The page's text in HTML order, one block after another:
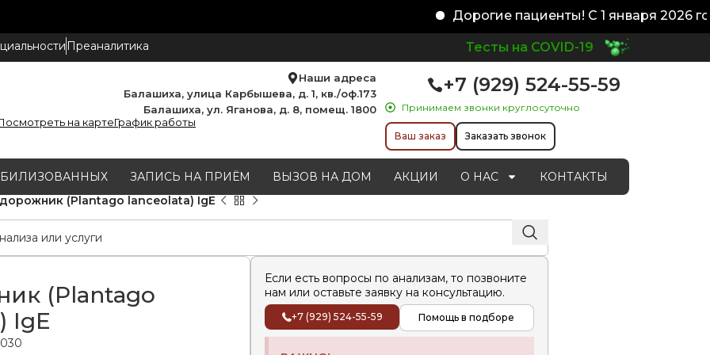
Дорогие пациенты! С 1 января 2026
Преаналитика Тесты на COVID-19
Наши адреса
Балашиха, улица Карбышева, д. 1, кв./оф.173
Балашиха, ул. Яганова, д. 8, помещ. 1800
на картеГрафик работы
+7 (929) 524-55-59
Принимаем звонки круглосуточно
Ваш заказ Заказать звонок
ЗАПИСЬ НА ПРИЁМ ВЫЗОВ НА ДОМ АКЦИИ О НАС
КОНТАКТЫ
(Plantago lanceolata) IgE
(Plantago
IgE
Если есть вопросы по анализам, то позвоните
нам или оставьте заявку на консультацию.
+7 (929) 524-55-59 Помощь в подборе